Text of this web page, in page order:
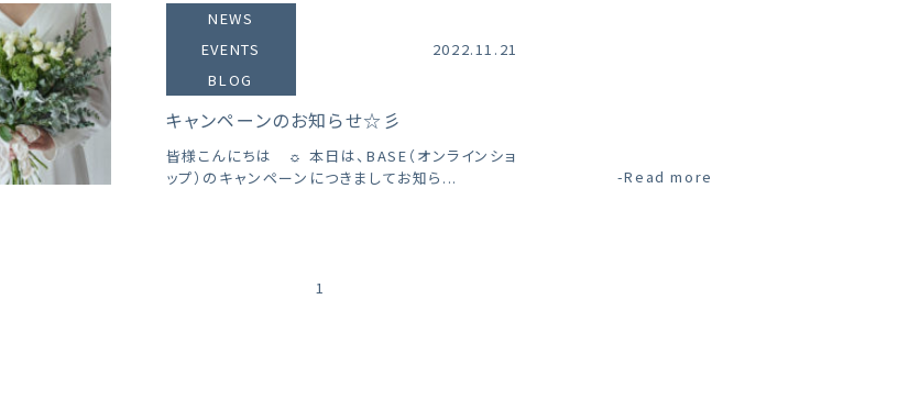
NEWS
EVENTS
BLOG
2022.11.21
キャンペーンのお知らせ☆彡
皆様こんにちは ☼ 本日は、BASE（オンラインショ
ップ）のキャンペーンにつきましてお知ら...
-Read more
1